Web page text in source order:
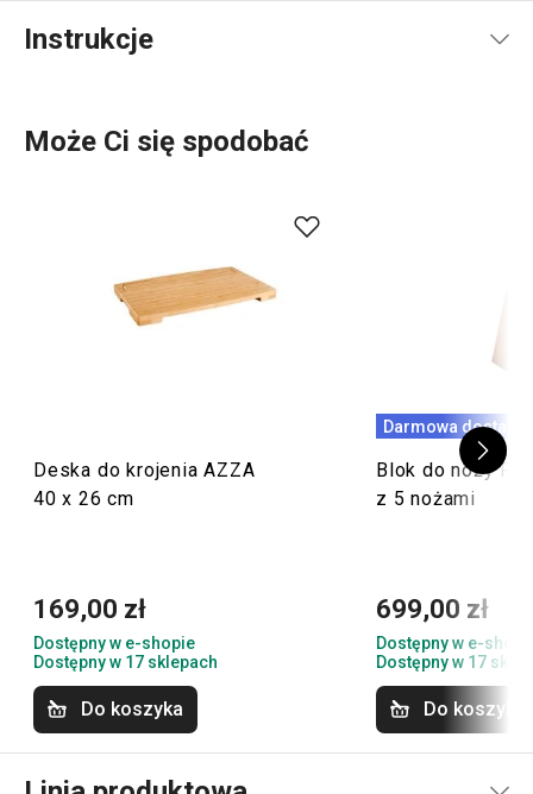
Instrukcje
Może Ci się spodobać
Deska do krojenia AZZA
40 x 26 cm
169,00 zł
Dostępny w e-shopie
Dostępny w 17 sklepach
Do koszyka
Darmowa dostawa
Blok do noży
z 5 nożami
699,00 zł
Dostępny w e-
Dostępny w 17
Do koszyka